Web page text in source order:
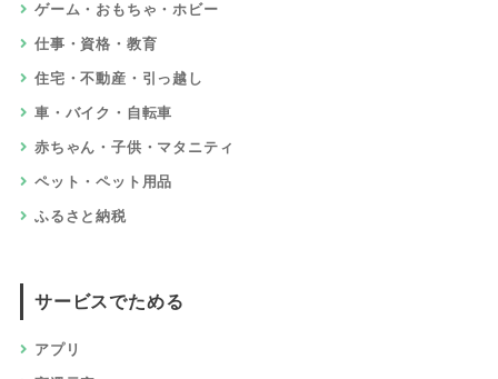
ゲーム・おもちゃ・ホビー
仕事・資格・教育
住宅・不動産・引っ越し
車・バイク・自転車
赤ちゃん・子供・マタニティ
ペット・ペット用品
ふるさと納税
サービスでためる
アプリ